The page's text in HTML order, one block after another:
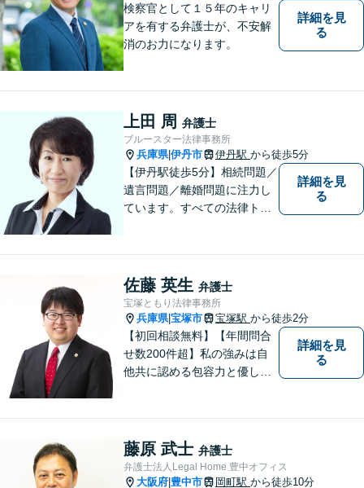
検察官として１５年のキャリ
アを有する弁護士が、不安解
消のお力になります。
詳細を見
る
上田 周 弁護士
ブルースター法律事務所
兵庫県|伊丹市 伊丹駅 から徒歩5分
【伊丹駅徒歩5分】相続問題／
遺言問題／離婚問題に注力し
ています。すべての法律トラ
様と信頼関係を築いて紛争解
決し、解決後の人生を幸せに
過ごして頂きたいと願いを込
めています。
詳細を見
る
佐藤 英生 弁護士
宝塚ともり法律事務所
兵庫県|宝塚市 宝塚駅 から徒歩2分
【初回相談無料】【年間問合
せ数200件超】私の強みは自
他共に認める包容力と優しさ
お一人で悩まずに、一度ご相
談にいらしてください。【現
役非常勤裁判官】【宝塚駅徒
詳細を見
る
藤原 武士 弁護士
弁護士法人Legal Home 豊中オフィス
大阪府 豊中市 岡町駅 から徒歩10分